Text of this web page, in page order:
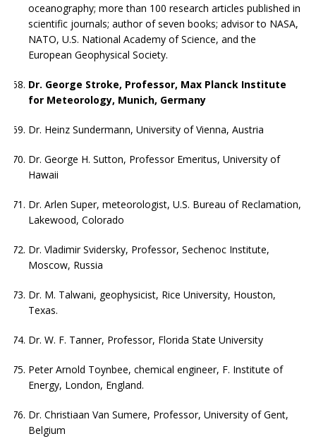
oceanography; more than 100 research articles published in
scientific journals; author of seven books; advisor to NASA,
NATO, U.S. National Academy of Science, and the
European Geophysical Society.
Dr. George Stroke, Professor, Max Planck Institute
for Meteorology, Munich, Germany
Dr. Heinz Sundermann, University of Vienna, Austria
Dr. George H. Sutton, Professor Emeritus, University of
Hawaii
Dr. Arlen Super, meteorologist, U.S. Bureau of Reclamation,
Lakewood, Colorado
Dr. Vladimir Svidersky, Professor, Sechenoc Institute,
Moscow, Russia
Dr. M. Talwani, geophysicist, Rice University, Houston,
Texas.
Dr. W. F. Tanner, Professor, Florida State University
Peter Arnold Toynbee, chemical engineer, F. Institute of
Energy, London, England.
Dr. Christiaan Van Sumere, Professor, University of Gent,
Belgium